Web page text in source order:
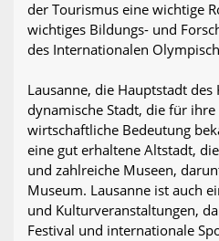
der Tourismus eine wichtige
wichtiges Bildungs- und
des Internationalen
Lausanne, die Hauptstadt des
dynamische Stadt, die für
wirtschaftliche Bedeutung
eine gut erhaltene Altstadt,
und zahlreiche Museen,
Museum. Lausanne ist auch
und Kulturveranstaltungen,
Festival und internationale